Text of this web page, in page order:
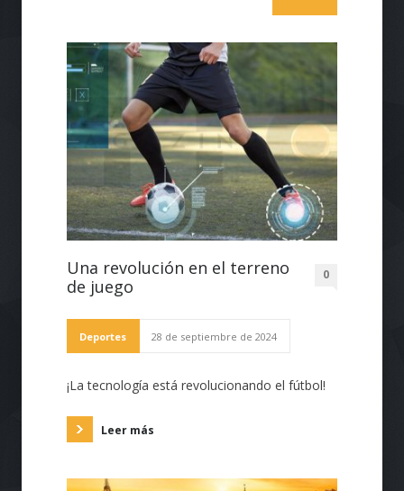
Una revolución en el terreno
de juego
0
Deportes 28 de septiembre de 2024
¡La tecnología está revolucionando el fútbol!
Leer más